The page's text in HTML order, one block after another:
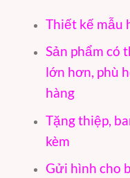
Thiết kế mẫu
Sản phẩm có
lớn hơn, phù
hàng
Tặng thiệp,
kèm
Gửi hình cho